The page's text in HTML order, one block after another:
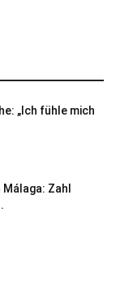
„Ich fühle mich
Zahl